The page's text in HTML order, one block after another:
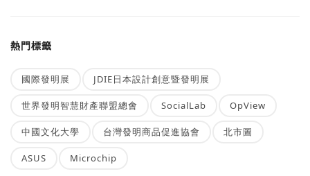
熱門標籤
國際發明展 JDIE日本設計創意暨發明展
世界發明智慧財產聯盟總會 SocialLab OpView
中國文化大學 台灣發明商品促進協會 北市圖
ASUS Microchip